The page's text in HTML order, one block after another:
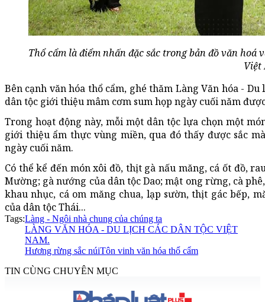
Thổ cẩm là điểm nhấn đặc sắc trong bản đồ văn hoá
Việt
Bên cạnh văn hóa thổ cẩm, ghé thăm Làng Văn hóa -
dân tộc giới thiệu mâm cơm sum họp ngày cuối năm
Trong hoạt động này, mỗi một dân tộc lựa chọn một
giới thiệu ẩm thực vùng miền, qua đó thấy được sắc
ngày cuối năm.
Có thể kể đến món xôi đồ, thịt gà nấu măng, cá ốt đồ,
Mường; gà nướng của dân tộc Dao; mật ong rừng, cà
khau nhục, cá om măng chua, lạp sườn, thịt gác bếp,
của dân tộc Thái...
Tags:Làng - Ngôi nhà chung của chúng ta
LÀNG VĂN HÓA - DU LỊCH CÁC DÂN TỘC VIỆT
NAM.
Hương rừng sắc núiTôn vinh văn hóa thổ cẩm
TIN CÙNG CHUYÊN MỤC